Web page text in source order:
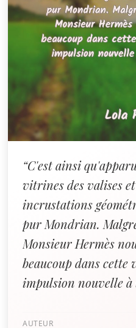
“C'est ainsi
vitrines des valises et
incrustations
pur Mondrian.
Monsieur Hermès
beaucoup dans
impulsion nouvelle à
AUTEUR